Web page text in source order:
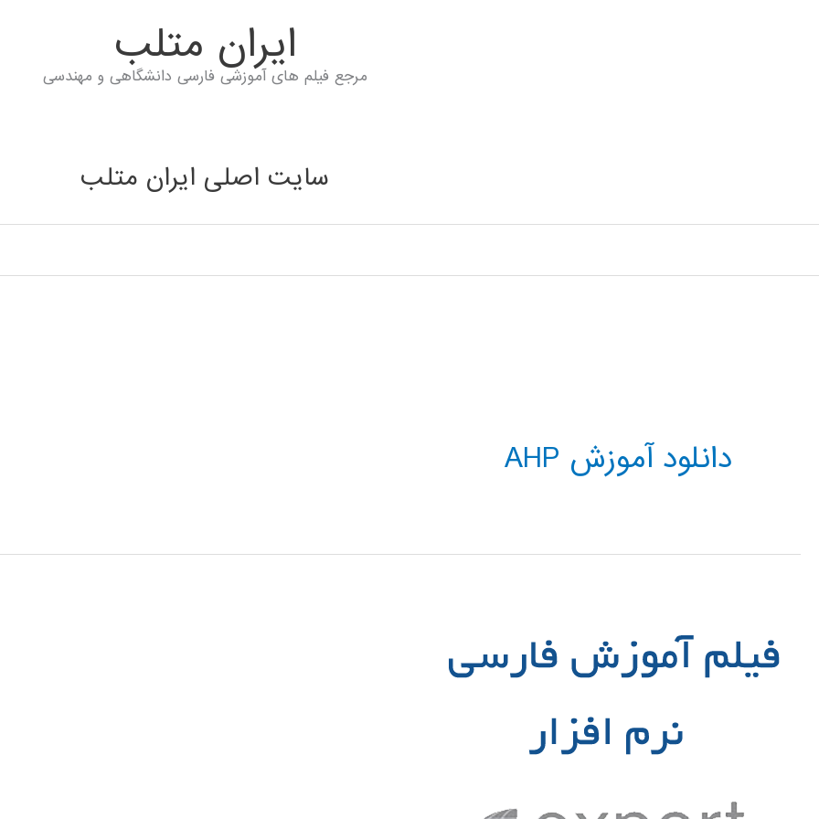
ايران متلب
مرجع فیلم های آموزشی فارسی دانشگاهی و مهندسی
سایت اصلی ایران متلب
دانلود آموزش AHP